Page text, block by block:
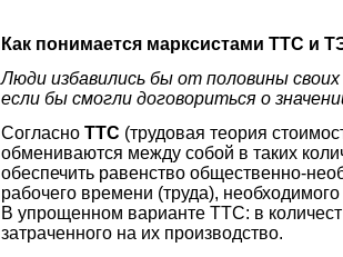
Как понимается марксистами ТТС и
Люди избавились бы от половины
если бы смогли договориться о
Согласно ТТС (трудовая теория
обмениваются между собой в таких
обеспечить равенство общественно-
рабочего времени (труда),
В упрощенном варианте ТТС: в
затраченного на их производство.